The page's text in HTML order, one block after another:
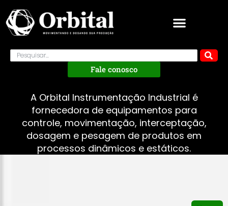
Fale conosco
A Orbital Instrumentação Industrial é
fornecedora de equipamentos para
controle, movimentação, interceptação,
dosagem e pesagem de produtos em
processos dinâmicos e estáticos.